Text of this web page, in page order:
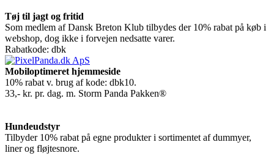
Tøj til jagt og fritid
Som medlem af Dansk Breton Klub tilbydes der 10% rabat på køb i
webshop, dog ikke i forvejen nedsatte varer.
Rabatkode: dbk
Mobiloptimeret hjemmeside
10% rabat v. brug af kode: dbk10.
33,- kr. pr. dag. m. Storm Panda Pakken®
Hundeudstyr
Tilbyder 10% rabat på egne produkter i sortimentet af dummyer,
liner og fløjtesnore.